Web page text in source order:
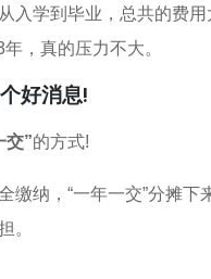
入学到毕业，总共的费
，真的压力不大。
好消息!
交”的方式!
纳，“一年一交”分摊下
。